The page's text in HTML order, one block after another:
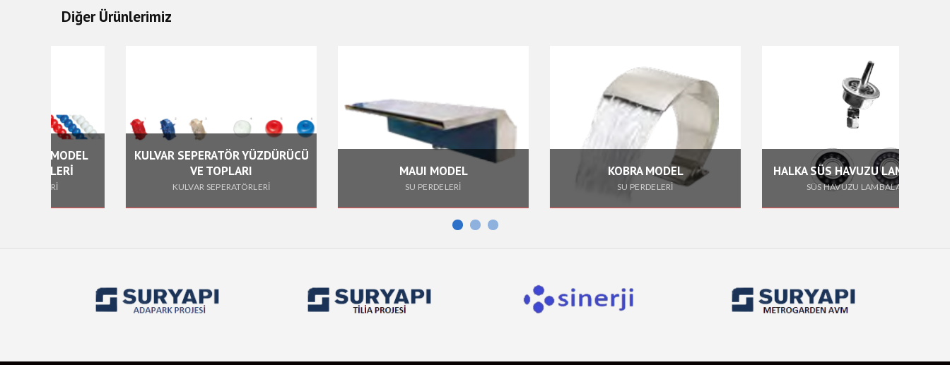
Diğer Ürünlerimiz
KULVAR SEPERATÖR YÜZDÜRÜCÜ
VE TOPLARI
KULVAR SEPERATÖRLERİ
MAUI MODEL
SU PERDELERİ
KOBRA MODEL
SU PERDELERİ
HALKA SÜS HAVUZU LAMBALARI
SÜS HAVUZU LAMBALARI